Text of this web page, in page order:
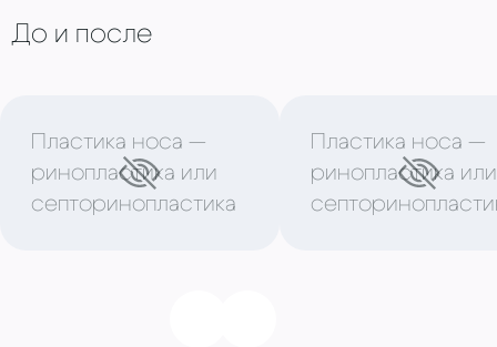
До и после
Пластика носа —
ринопластика или
септоринопластика
Пластика носа —
ринопластика или